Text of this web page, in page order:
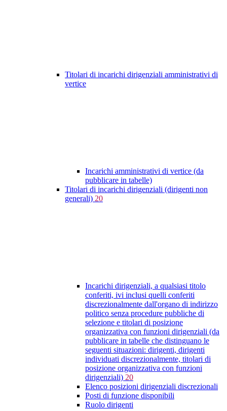
Titolari di incarichi dirigenziali amministrativi di
vertice
Incarichi amministrativi di vertice (da
pubblicare in tabelle)
Titolari di incarichi dirigenziali (dirigenti non
generali) 20
Incarichi dirigenziali, a qualsiasi titolo
conferiti, ivi inclusi quelli conferiti
discrezionalmente dall'organo di indirizzo
politico senza procedure pubbliche di
selezione e titolari di posizione
organizzativa con funzioni dirigenziali (da
pubblicare in tabelle che distinguano le
seguenti situazioni: dirigenti, dirigenti
individuati discrezionalmente, titolari di
posizione organizzativa con funzioni
dirigenziali) 20
Elenco posizioni dirigenziali discrezionali
Posti di funzione disponibili
Ruolo dirigenti